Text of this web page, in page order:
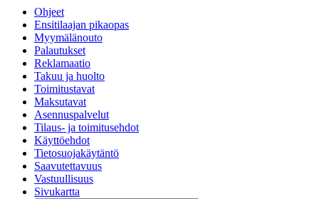
Ohjeet
Ensitilaajan pikaopas
Myymälänouto
Palautukset
Reklamaatio
Takuu ja huolto
Toimitustavat
Maksutavat
Asennuspalvelut
Tilaus- ja toimitusehdot
Käyttöehdot
Tietosuojakäytäntö
Saavutettavuus
Vastuullisuus
Sivukartta